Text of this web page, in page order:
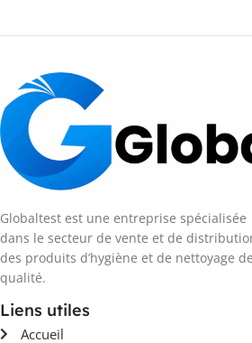
Globaltest est une entreprise spécialisée
dans le secteur de vente et de
des produits d’hygiène et de nettoyage de
qualité.
Liens utiles
Accueil